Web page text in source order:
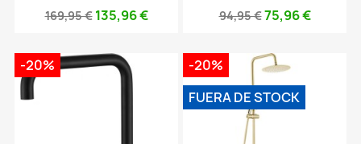
169,95 € 135,96 €
94,95 €75,96 €
-20%
-20%
FUERA DE STOCK